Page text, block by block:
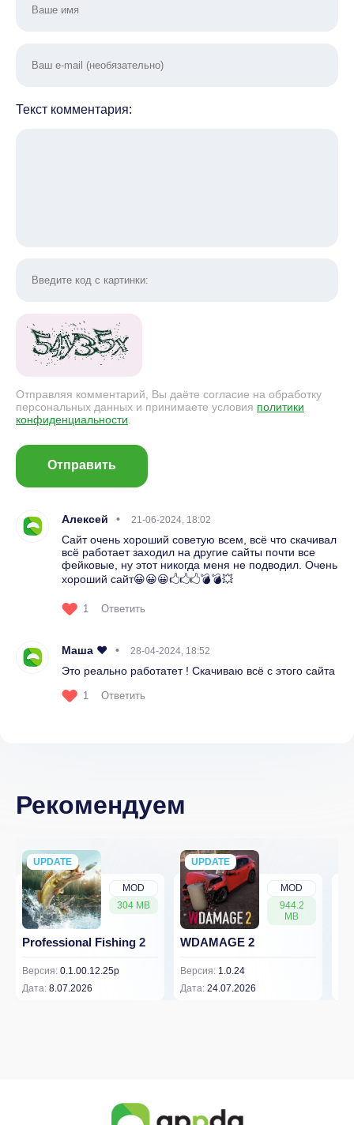
Текст комментария:
Отправляя комментарий, Вы даёте согласие на обработку
персональных данных и принимаете условия политики
конфиденциальности
Отправить
Алексей 21-06-2024, 18:02
Сайт очень хороший советую всем, всё что скачивал
всё работает заходил на другие сайты почти все
фейковые, ну этот никогда меня не подводил. Очень
хороший сайт😀😀😀🖒🖒🖒💣💣💥
1 Ответить
Маша ❤️ 28-04-2024, 18:52
Это реально работатет ! Скачиваю всё с этого сайта
1 Ответить
Рекомендуем
MOD
304 MB
UPDATE
NEW
Professional Fishing 2
Версия: 0.1.00.12.25p
Дата: 8.07.2026
MOD
944.2
MB
UPDATE
NEW
WDAMAGE 2
Версия: 1.0.24
Дата: 24.07.2026